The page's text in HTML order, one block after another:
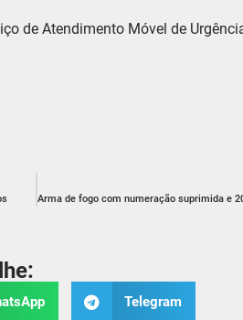
de Atendimento Móvel de
Telegram